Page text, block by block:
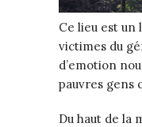
Ce lieu est un
victimes du
d’emotion
pauvres gens
Du haut de la